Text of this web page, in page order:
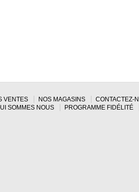
VENTES NOS MAGASINS CONTACTEZ-
SOMMES NOUS PROGRAMME FIDÉLITÉ